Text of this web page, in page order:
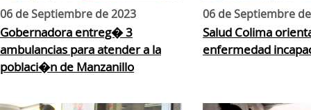
06 de Septiembre de 2023
Gobernadora entreg� 3
ambulancias para atender a la
poblaci�n de Manzanillo
06 de Septiembre
Salud Colima
enfermedad